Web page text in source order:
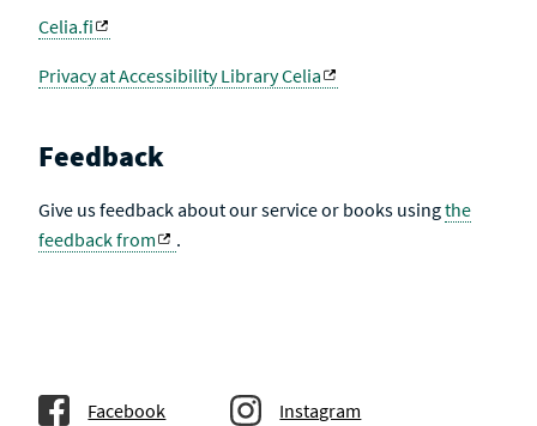
Celia.fi
Privacy at Accessibility Library Celia
Feedback
Give us feedback about our service or books usingthe
feedback from
.
Facebook Instagram